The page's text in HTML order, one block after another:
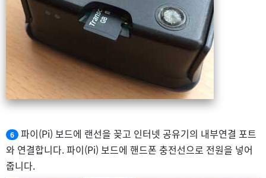
6
파이(Pi) 보드에 랜선을 꽂고 인터넷 공유기의 내부연결 포트
와 연결합니다. 파이(Pi) 보드에 핸드폰 충전선으로 전원을 넣어
줍니다.